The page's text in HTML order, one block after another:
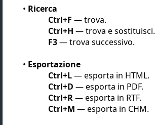
Ricerca
Ctrl+F — trova.
Ctrl+H — trova e sostituisci.
F3— trova successivo.
Esportazione
Ctrl+L— esporta in HTML.
Ctrl+D — esporta in PDF.
Ctrl+R— esporta in RTF.
Ctrl+M — esporta in CHM.